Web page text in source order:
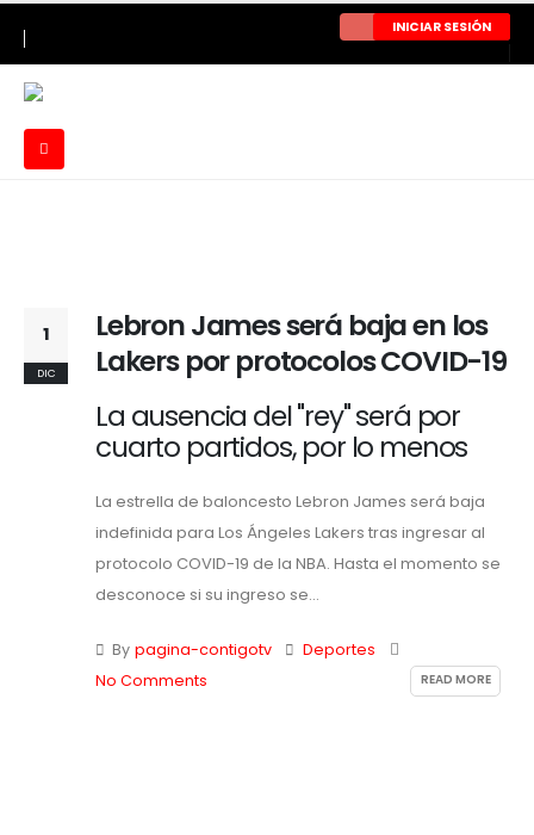
INICIAR SESIÓN
1
DIC
Lebron James será baja en los
Lakers por protocolos COVID-19
La ausencia del "rey" será por
cuarto partidos, por lo menos
La estrella de baloncesto Lebron James será baja
indefinida para Los Ángeles Lakers tras ingresar al
protocolo COVID-19 de la NBA. Hasta el momento se
desconoce si su ingreso se...
By pagina-contigotv
Deportes
No Comments
READ MORE